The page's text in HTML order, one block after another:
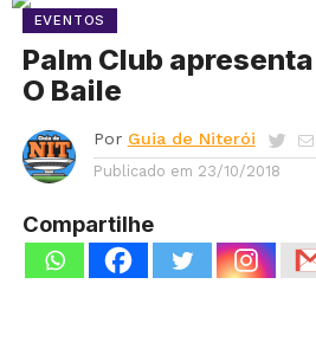
EVENTOS
Palm Club
O Baile
Por Guia de Niterói
Publicado em 23/10/2018
Compartilhe